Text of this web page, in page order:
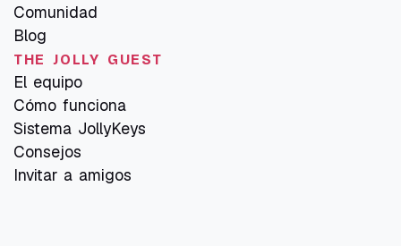
Comunidad
Blog
THE JOLLY GUEST
El equipo
Cómo funciona
Sistema JollyKeys
Consejos
Invitar a amigos